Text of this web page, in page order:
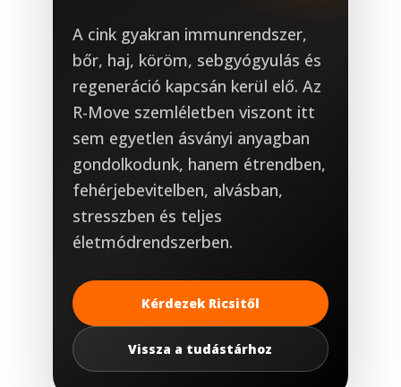
A cink gyakran immunrendszer,
bőr, haj, köröm, sebgyógyulás és
regeneráció kapcsán kerül elő. Az
R-Move szemléletben viszont itt
sem egyetlen ásványi anyagban
gondolkodunk, hanem étrendben,
fehérjebevitelben, alvásban,
stresszben és teljes
életmódrendszerben.
Kérdezek Ricsitől
Vissza a tudástárhoz